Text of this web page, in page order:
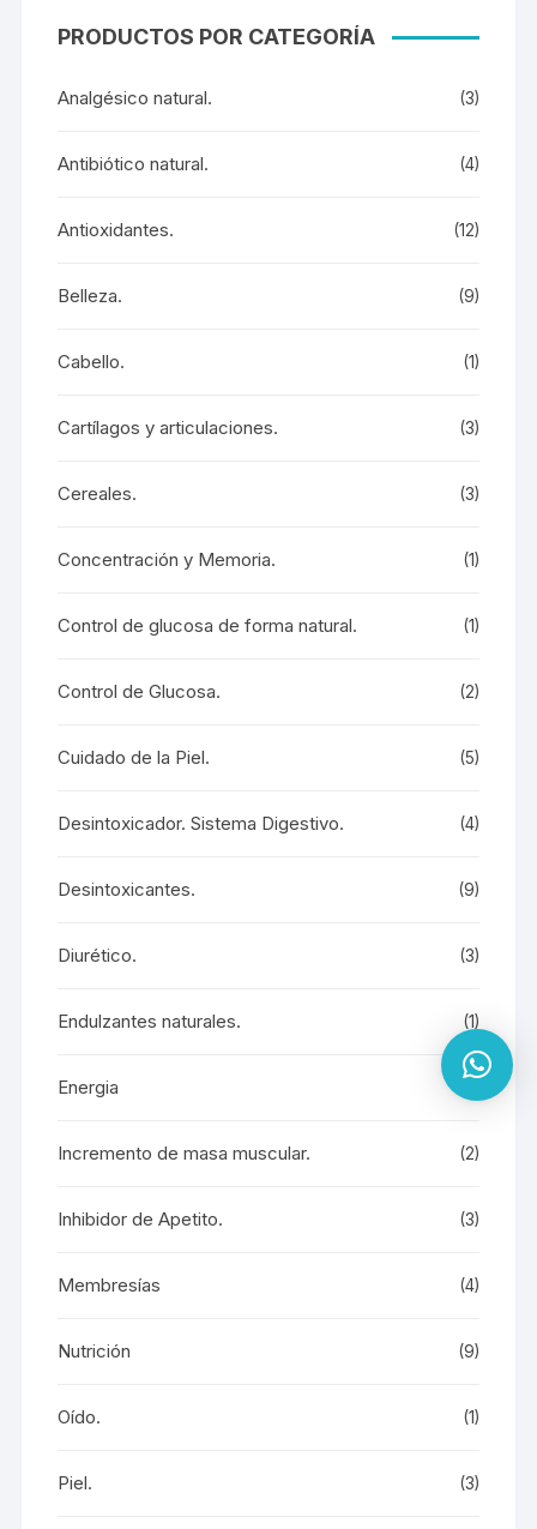
PRODUCTOS POR CATEGORÍA
Analgésico natural. (3)
Antibiótico natural. (4)
Antioxidantes. (12)
Belleza. (9)
Cabello. (1)
Cartílagos y articulaciones. (3)
Cereales. (3)
Concentración y Memoria. (1)
Control de glucosa de forma natural. (1)
Control de Glucosa. (2)
Cuidado de la Piel. (5)
Desintoxicador. Sistema Digestivo. (4)
Desintoxicantes. (9)
Diurético. (3)
Endulzantes naturales. (1)
Energia
Incremento de masa muscular. (2)
Inhibidor de Apetito. (3)
Membresías (4)
Nutrición (9)
Oído. (1)
Piel. (3)